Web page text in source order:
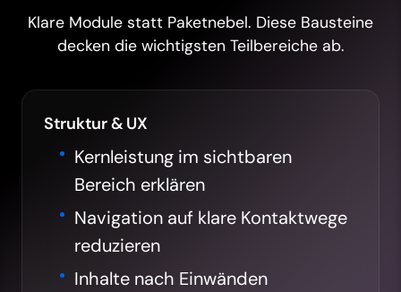
Klare Module statt Paketnebel. Diese Bausteine
decken die wichtigsten Teilbereiche ab.
Struktur & UX
Kernleistung im sichtbaren
Bereich erklären
Navigation auf klare Kontaktwege
reduzieren
Inhalte nach Einwänden